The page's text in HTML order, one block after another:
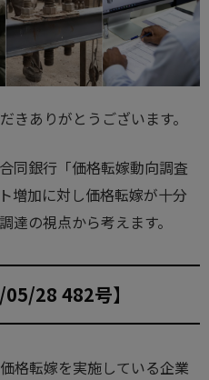
きありがとうございます。
同銀行「価格転嫁動向調査
増加に対し価格転嫁が十分
達の視点から考えます。
28 482号】
格転嫁を実施している企業